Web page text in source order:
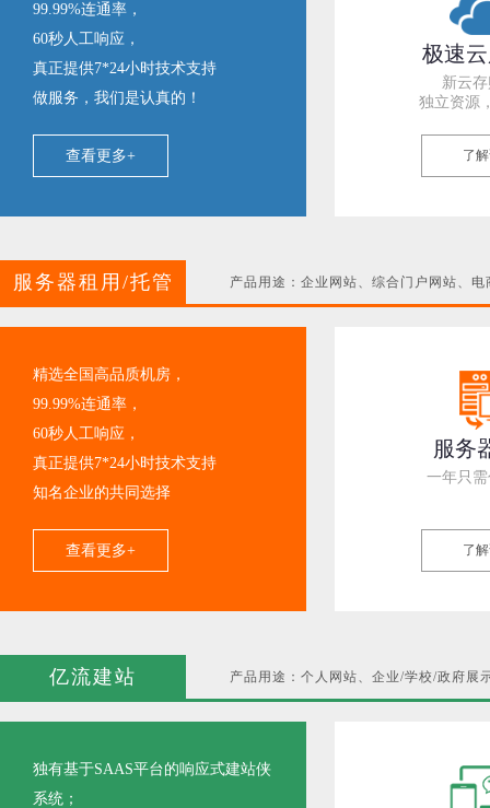
99.99%连通率，
60秒人工响应，
真正提供7*24小时技术支持
做服务，我们是认真的！
查看更多+
极速
新云
独立资源
了
服务器租用/托管 产品用途：企业网站、综合门户网站、
精选全国高品质机房，
99.99%连通率，
60秒人工响应，
真正提供7*24小时技术支持
知名企业的共同选择
查看更多+
服务
一年只
了
亿流建站 产品用途：个人网站、企业/学校/政府展
独有基于SAAS平台的响应式建站侠
系统；